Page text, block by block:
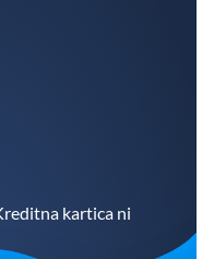
kartica ni